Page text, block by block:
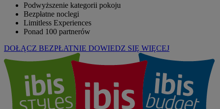
Podwyższenie kategorii pokoju
Bezpłatne noclegi
Limitless Experiences
Ponad 100 partnerów
DOŁĄCZ BEZPŁATNIE DOWIEDZ SIĘ WIĘCEJ